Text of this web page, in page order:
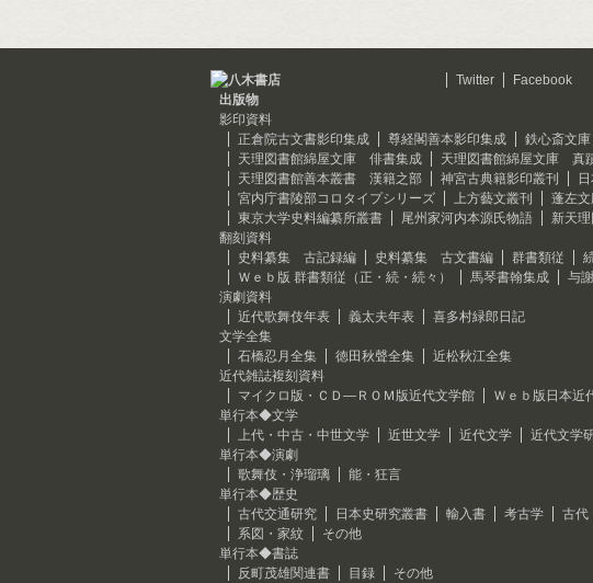
Twitter
Facebook
出版物
影印資料
正倉院古文書影印集成
尊経閣善本影印集成
鉄心斎文
天理図書館綿屋文庫 俳書集成
天理図書館綿屋文庫 真
天理図書館善本叢書 漢籍之部
神宮古典籍影印叢刊
宮内庁書陵部コロタイプシリーズ
上方藝文叢刊 蓬左
東京大学史料編纂所叢書
尾州家河内本源氏物語 新天
翻刻資料
史料纂集 古記録編
史料纂集 古文書編 群書類従
Ｗｅｂ版 群書類従（正・続・続々）
馬琴書翰集成 与
演劇資料
近代歌舞伎年表
義太夫年表
喜多村緑郎日記
文学全集
石橋忍月全集
徳田秋聲全集
近松秋江全集
近代雑誌複刻資料
マイクロ版・ＣＤ―ＲＯＭ版近代文学館
Ｗｅｂ版日本近
単行本◆文学
上代・中古・中世文学
近世文学 近代文学 近代文学
単行本◆演劇
歌舞伎・浄瑠璃
能・狂言
単行本◆歴史
古代交通研究
日本史研究叢書 輸入書 考古学 古代
系図・家紋
その他
単行本◆書誌
反町茂雄関連書
目録
その他